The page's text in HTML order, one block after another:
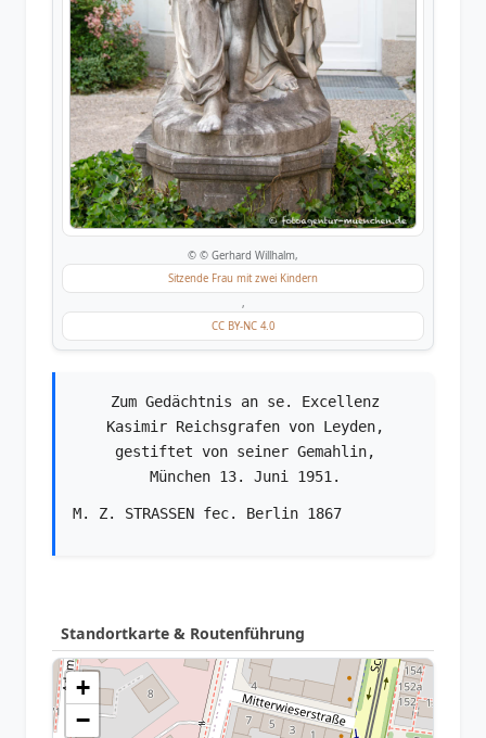
© © Gerhard Willhalm,
Sitzende Frau mit zwei Kindern
,
CC BY-NC 4.0
Zum Gedächtnis an se. Excellenz
Kasimir Reichsgrafen von Leyden,
gestiftet von seiner Gemahlin,
München 13. Juni 1951.
M. Z. STRASSEN fec. Berlin 1867
Standortkarte & Routenführung
+
−